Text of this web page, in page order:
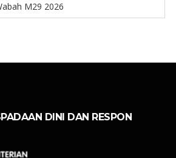
M29 2026
DINI DAN RESPON